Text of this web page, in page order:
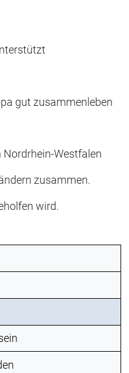
gut zusammenleben
Nordrhein-Westfalen
zusammen.
wird.